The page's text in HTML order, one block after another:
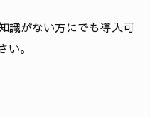
識がない方にでも導入可
。